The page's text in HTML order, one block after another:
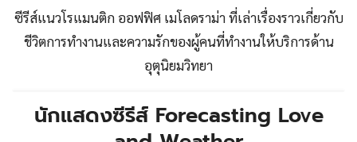
ซีรีส์แนวโรแมนติก ออฟฟิศ เมโลดราม่า ที่เล่าเรื่องราวเกี่ยวกับ
ชีวิตการทำงานและความรักของผู้คนที่ทำงานให้บริการด้าน
อุตุนิยมวิทยา
นักแสดงซีรีส์ Forecasting Love